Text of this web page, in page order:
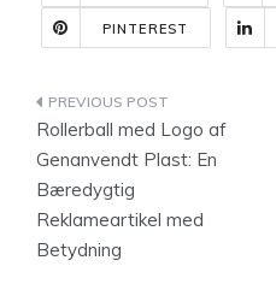
PINTEREST
Rollerball med Logo af
Genanvendt Plast: En
Bæredygtig
Reklameartikel med
Betydning